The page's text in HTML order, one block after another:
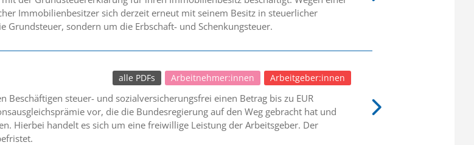
Immobilienbesitzer sich derzeit erneut mit seinem Besitz in steuerlicher
Grundsteuer, sondern um die Erbschaft- und Schenkungsteuer.
Arbeitgeber:innen
Arbeitnehmer:innen
alle PDFs
steuer- und sozialversicherungsfrei einen Betrag bis zu EUR
vor, die die Bundesregierung auf den Weg gebracht hat und
Hierbei handelt es sich um eine freiwillige Leistung der Arbeitsgeber. Der